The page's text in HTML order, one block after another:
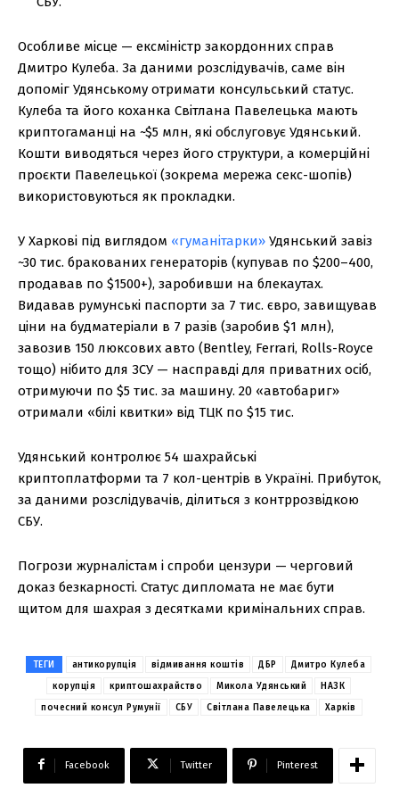
Особливе місце — ексміністр закордонних справ
Дмитро Кулеба. За даними розслідувачів, саме він
допоміг Удянському отримати консульський статус.
Кулеба та його коханка Світлана Павелецька мають
криптогаманці на ~$5 млн, які обслуговує Удянський.
Кошти виводяться через його структури, а комерційні
проєкти Павелецької (зокрема мережа секс-шопів)
використовуються як прокладки.
У Харкові під виглядом «гуманітарки» Удянський завіз
~30 тис. бракованих генераторів (купував по $200–400,
продавав по $1500+), заробивши на блекаутах.
Видавав румунські паспорти за 7 тис. євро, завищував
ціни на будматеріали в 7 разів (заробив $1 млн),
завозив 150 люксових авто (Bentley, Ferrari, Rolls-Royce
тощо) нібито для ЗСУ — насправді для приватних осіб,
отримуючи по $5 тис. за машину. 20 «автобариг»
отримали «білі квитки» від ТЦК по $15 тис.
Удянський контролює 54 шахрайські
криптоплатформи та 7 кол-центрів в Україні. Прибуток,
за даними розслідувачів, ділиться з контррозвідкою
СБУ.
Погрози журналістам і спроби цензури — черговий
доказ безкарності. Статус дипломата не має бути
щитом для шахрая з десятками кримінальних справ.
ТЕГИ антикорупція відмивання коштів ДБР
Дмитро Кулеба
корупція
криптошахрайство Микола Удянський
НАЗК
почесний консул Румунії
СБУ Світлана Павелецька Харків
Facebook Twitter Pinterest